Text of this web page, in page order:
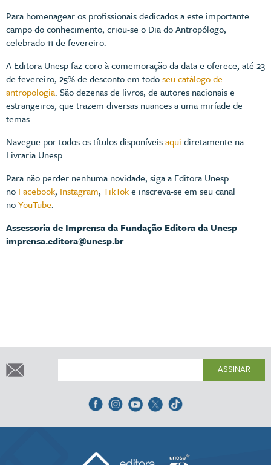
Para homenagear os profissionais dedicados a este importante
campo do conhecimento, criou-se o Dia do Antropólogo,
celebrado 11 de fevereiro.
A Editora Unesp faz coro à comemoração da data e oferece, até 23
de fevereiro, 25% de desconto em todoseu catálogo de
antropologia. São dezenas de livros, de autores nacionais e
estrangeiros, que trazem diversas nuances a uma miríade de
temas.
Navegue por todos os títulos disponíveisaqui diretamente na
Livraria Unesp.
Para não perder nenhuma novidade, siga a Editora Unesp
no Facebook, Instagram, TikToke inscreva-se em seu canal
noYouTube.
Assessoria de Imprensa da Fundação Editora da Unesp
imprensa.editora@unesp.br
ASSINAR